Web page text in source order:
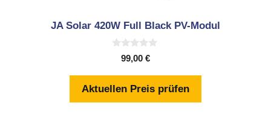
JA Solar 420W Full Black PV-Modul
5
99,00 €
Aktuellen Preis prüfen